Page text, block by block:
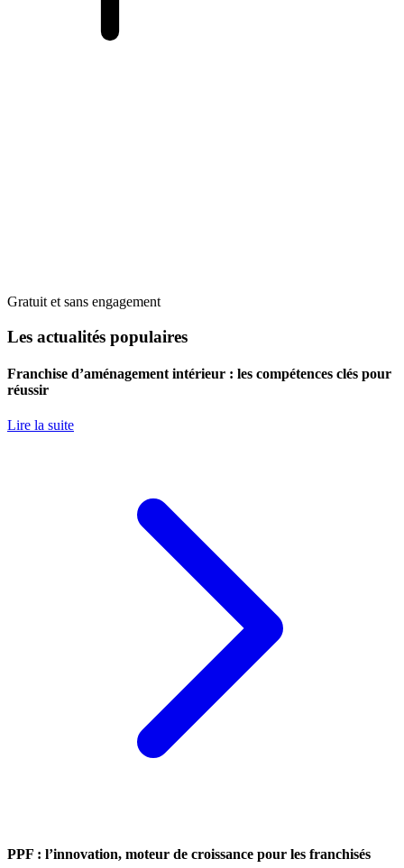
Gratuit et sans engagement
Les actualités populaires
Franchise d’aménagement intérieur : les compétences clés pour
réussir
Lire la suite
PPF : l’innovation, moteur de croissance pour les franchisés